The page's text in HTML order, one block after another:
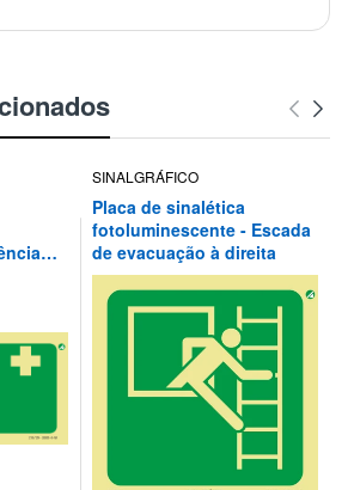
SINALGRÁFICO
Placa de sinalética
fotoluminescente - Escada
de evacuação à direita